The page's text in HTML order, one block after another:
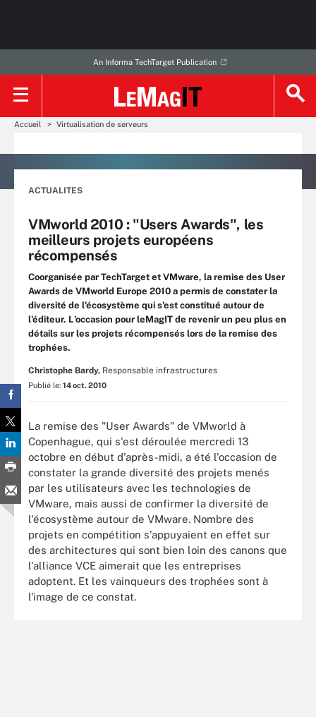
An Informa TechTarget Publication
Accueil Virtualisation de serveurs
ACTUALITES
VMworld 2010 : "Users Awards", les
meilleurs projets européens
récompensés
Coorganisée par TechTarget et VMware, la remise des User
Awards de VMworld Europe 2010 a permis de constater la
diversité de l'écosystème qui s'est constitué autour de
l'éditeur. L'occasion pour leMagIT de revenir un peu plus en
détails sur les projets récompensés lors de la remise des
trophées.
Christophe Bardy, Responsable infrastructures
Publié le: 14 oct. 2010
La remise des "User Awards" de VMworld à
Copenhague, qui s'est déroulée mercredi 13
octobre en début d'après-midi, a été l'occasion de
constater la grande diversité des projets menés
par les utilisateurs avec les technologies de
VMware, mais aussi de confirmer la diversité de
l'écosystème autour de VMware. Nombre des
projets en compétition s'appuyaient en effet sur
des architectures qui sont bien loin des canons que
l'alliance VCE aimerait que les entreprises
adoptent. Et les vainqueurs des trophées sont à
l'image de ce constat.